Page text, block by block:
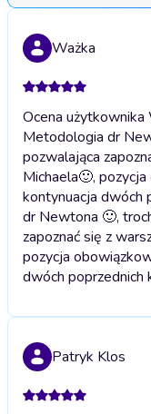
Ważka
Ocena
Metodologia dr
pozwalająca
Michaela🙂,
kontynuacja dwóch
dr Newtona 🙂,
zapoznać się z
pozycja
dwóch poprzednich
Patryk Klos